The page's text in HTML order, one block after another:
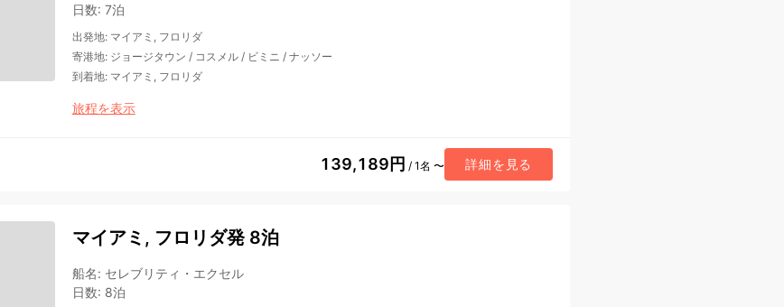
日数: 7泊
出発地: マイアミ, フロリダ
寄港地: ジョージタウン / コスメル/ ビミニ / ナッソー
到着地: マイアミ, フロリダ
旅程を表示
139,189円 / 1名 〜 詳細を見る
マイアミ, フロリダ発 8泊
船名: セレブリティ・エクセル
日数: 8泊